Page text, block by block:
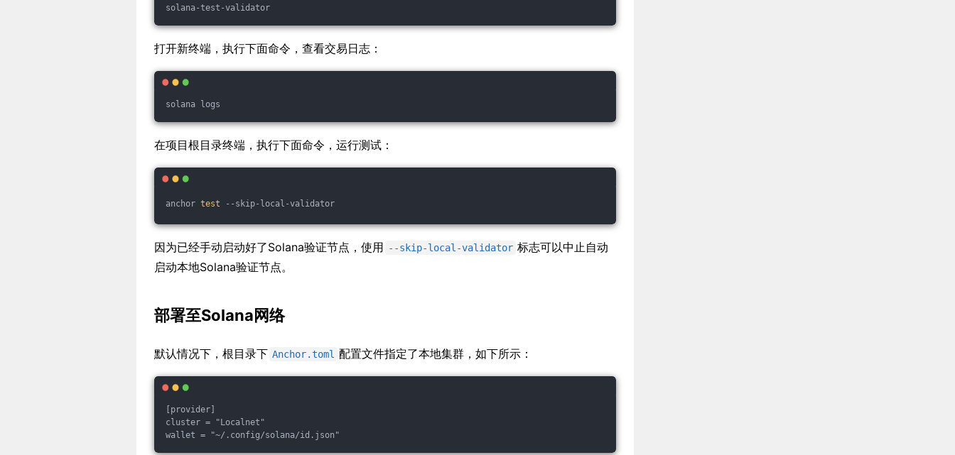
solana-test-validator
打开新终端，执行下面命令，查看交易日志：
solana logs
在项目根目录终端，执行下面命令，运行测试：
anchor test --skip-local-validator
因为已经手动启动好了Solana验证节点，使用 --skip-local-validator 标志可以中止自动
启动本地Solana验证节点。
部署至Solana网络
默认情况下，根目录下 Anchor.toml 配置文件指定了本地集群，如下所示：
[provider]
cluster = "Localnet"